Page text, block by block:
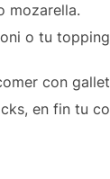
mozarella.
o tu
con
en fin tu